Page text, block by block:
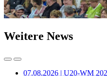
Weitere News
07.08.2026 | U20-WM